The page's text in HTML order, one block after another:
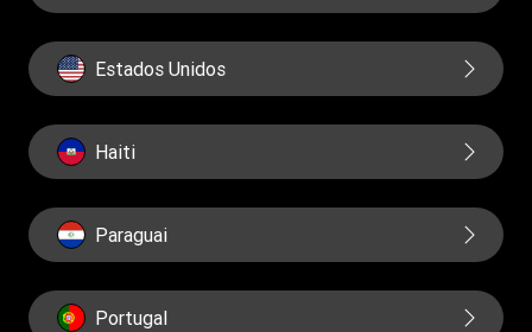
Estados Unidos
Haiti
Paraguai
Portugal